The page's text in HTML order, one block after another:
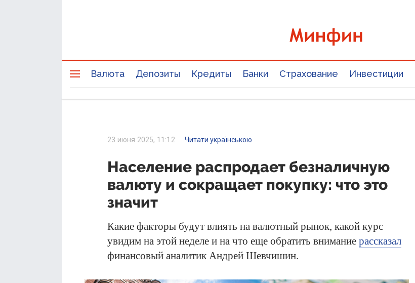
Валюта Депозиты Кредиты Банки Страхование Инвестиции
23 июня 2025, 11:12 Читати українською
Население распродает безналичную
валюту и сокращает покупку: что это
значит
Какие факторы будут влиять на валютный рынок, какой курс
увидим на этой неделе и на что еще обратить внимание рассказал
финансовый аналитик Андрей Шевчишин.